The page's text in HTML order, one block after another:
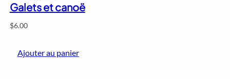
Galets et canoë
$6.00
Ajouter au panier